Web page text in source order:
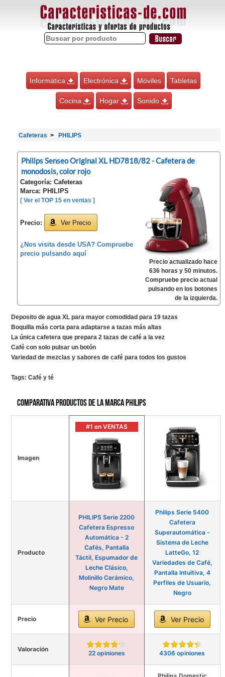
Informática Electrónica Móviles Tabletas
Cocina Hogar Sonido
Cafeteras PHILIPS
Philips Senseo Original XL HD7818/82 - Cafetera de
monodosis, color rojo
Categoría: Cafeteras
Marca: PHILIPS
[ Ver el TOP 15 en ventas ]
Precio: Ver Precio
¿Nos visita desde USA? Compruebe
precio pulsando aquí
Precio actualizado hace
636 horas y 50 minutos.
Compruebe precio actual
pulsando en los botones
de la izquierda.
Deposito de agua XL para mayor comodidad para 19 tazas
Boquilla más corta para adaptarse a tazas más altas
La única cafetera que prepara 2 tazas de café a la vez
Café con solo pulsar un botón
Variedad de mezclas y sabores de café para todos los gustos
Tags: Café y té
Comparativa productos de la marca PHILIPS
Imagen
#1 en VENTAS
Producto
PHILIPS Serie 2200
Cafetera Espresso
Automática - 2
Cafés, Pantalla
Táctil, Espumador de
Leche Clásico,
Molinillo Cerámico,
Negro Mate
Philips Serie 5400
Cafetera
Superautomática -
Sistema de Leche
LatteGo, 12
Variedades de Café,
Pantalla Intuitiva, 4
Perfiles de Usuario,
Negro
Precio Ver Precio Ver Precio
Valoración
22 opiniones 4306 opiniones